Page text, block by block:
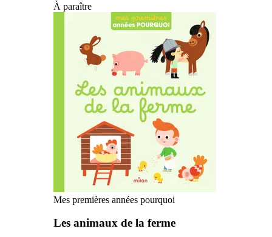
À paraître
Mes premières années pourquoi
Les animaux de la ferme